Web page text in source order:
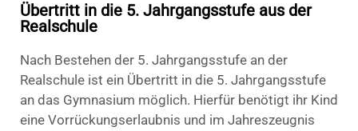
Übertritt in die 5. Jahrgangsstufe aus der
Realschule
Nach Bestehen der 5. Jahrgangsstufe an der
Realschule ist ein Übertritt in die 5. Jahrgangsstufe
an das Gymnasium möglich. Hierfür benötigt ihr Kind
eine Vorrückungserlaubnis und im Jahreszeugnis